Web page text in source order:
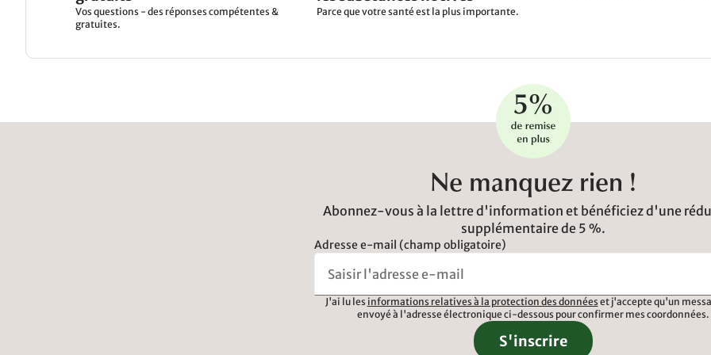
Vos questions - des réponses compétentes &
gratuites.
Parce que votre santé est la plus importante.
Ne manquez rien !
Abonnez-vous à la lettre d'information et bénéficiez d'une
supplémentaire de 5 %.
Adresse e-mail (champ obligatoire)
J'ai lu les informations relatives à la protection des données et j'accepte qu'un
envoyé à l'adresse électronique ci-dessous pour confirmer mes coordonnées.
S'inscrire